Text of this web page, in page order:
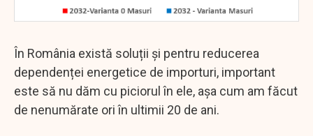
În România există soluții și pentru reducerea
dependenței energetice de importuri, important
este să nu dăm cu piciorul în ele, așa cum am făcut
de nenumărate ori în ultimii 20 de ani.